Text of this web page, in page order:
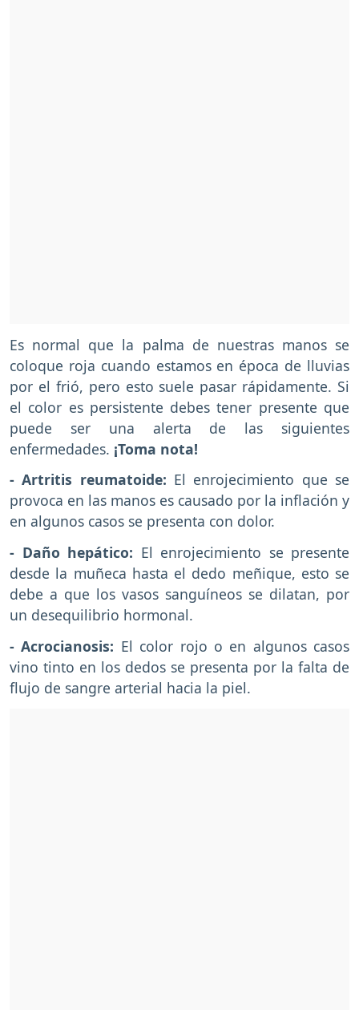
Es normal que la palma de nuestras manos se
coloque roja cuando estamos en época de lluvias
por el frió, pero esto suele pasar rápidamente. Si
el color es persistente debes tener presente que
puede ser una alerta de las siguientes
enfermedades. ¡Toma nota!
- Artritis reumatoide: El enrojecimiento que se
provoca en las manos es causado por la inflación y
en algunos casos se presenta con dolor.
- Daño hepático: El enrojecimiento se presente
desde la muñeca hasta el dedo meñique, esto se
debe a que los vasos sanguíneos se dilatan, por
un desequilibrio hormonal.
- Acrocianosis: El color rojo o en algunos casos
vino tinto en los dedos se presenta por la falta de
flujo de sangre arterial hacia la piel.